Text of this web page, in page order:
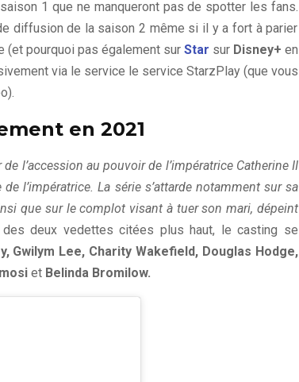
1 que ne manqueront pas de spotter les fans.
diffusion de la saison 2 même si il y a fort à parier
(et pourquoi pas également sur Star sur Disney+ en
via le service le service StarzPlay (que vous
en 2021
l’accession au pouvoir de l’impératrice Catherine II
l’impératrice. La série s’attarde notamment sur sa
que sur le complot visant à tuer son mari, dépeint
des deux vedettes citées plus haut, le casting se
Gwilym Lee, Charity Wakefield, Douglas Hodge,
et Belinda Bromilow.